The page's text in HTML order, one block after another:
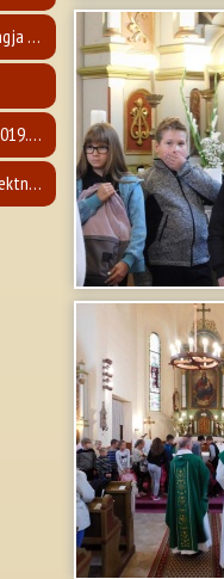
Idősek Napközi Klubjának farsangja - 2019.02.26.
Emlékmenet a Doni hősökért - 2019.01.19.
Biztos Kezdet Gyermekház projektnyitó rendezvény - 2019.01.12.